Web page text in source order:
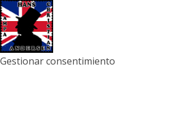
Gestionar consentimiento